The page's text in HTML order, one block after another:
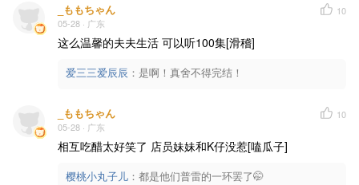
_ももちゃん
05-28 · 广东
10
这么温馨的夫夫生活 可以听100集[滑稽]
爱三三爱辰辰 ： 是啊！真舍不得完结！
_ももちゃん
05-28 · 广东
10
相互吃醋太好笑了 店员妹妹和K仔没惹[嗑瓜子]
樱桃小丸子儿 ： 都是他们普雷的一环罢了🤭